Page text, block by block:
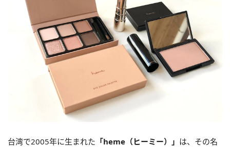
台湾で2005年に生まれた 「heme（ヒーミー）」 は、その名